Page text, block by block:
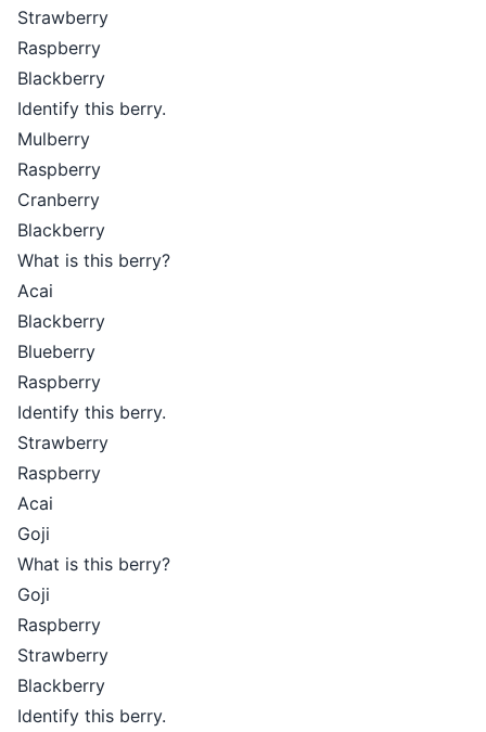
Strawberry
Raspberry
Blackberry
Identify this berry.
Mulberry
Raspberry
Cranberry
Blackberry
What is this berry?
Acai
Blackberry
Blueberry
Raspberry
Identify this berry.
Strawberry
Raspberry
Acai
Goji
What is this berry?
Goji
Raspberry
Strawberry
Blackberry
Identify this berry.